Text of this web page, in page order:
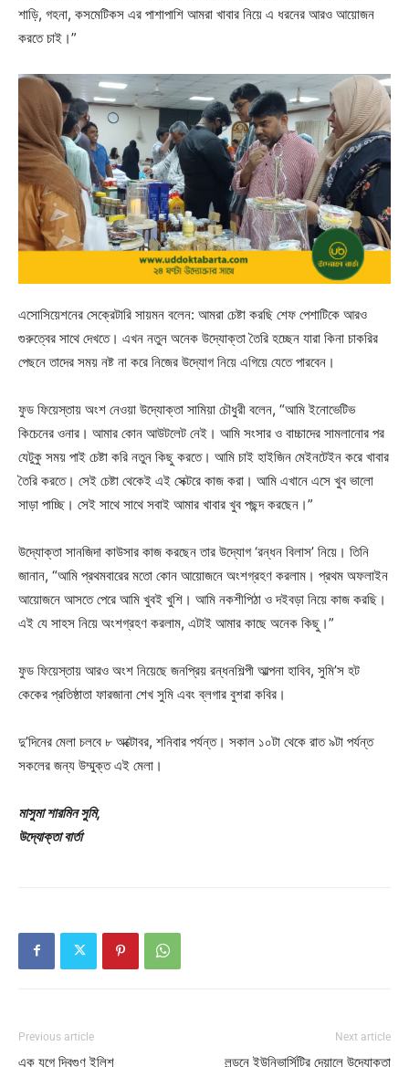
শাড়ি, গহনা, কসমেটিকস এর পাশাপাশি আমরা খাবার নিয়ে এ ধরনের আরও আয়োজন
করতে চাই।”
এসোসিয়েশনের সেক্রেটারি সায়মন বলেন: আমরা চেষ্টা করছি শেফ পেশাটিকে আরও
গুরুত্বের সাথে দেখতে। এখন নতুন অনেক উদ্যোক্তা তৈরি হচ্ছেন যারা কিনা চাকরির
পেছনে তাদের সময় নষ্ট না করে নিজের উদ্যোগ নিয়ে এগিয়ে যেতে পারবেন।
ফুড ফিয়েস্তায় অংশ নেওয়া উদ্যোক্তা সামিয়া চৌধুরী বলেন, “আমি ইনোভেটিভ
কিচেনের ওনার। আমার কোন আউটলেট নেই। আমি সংসার ও বাচ্চাদের সামলানোর পর
যেটুকু সময় পাই চেষ্টা করি নতুন কিছু করতে। আমি চাই হাইজিন মেইনটেইন করে খাবার
তৈরি করতে। সেই চেষ্টা থেকেই এই সেক্টরে কাজ করা। আমি এখানে এসে খুব ভালো
সাড়া পাচ্ছি। সেই সাথে সাথে সবাই আমার খাবার খুব পছন্দ করছেন।”
উদ্যোক্তা সানজিদা কাউসার কাজ করছেন তার উদ্যোগ ‘রন্ধন বিলাস’ নিয়ে। তিনি
জানান, “আমি প্রথমবারের মতো কোন আয়োজনে অংশগ্রহণ করলাম। প্রথম অফলাইন
আয়োজনে আসতে পেরে আমি খুবই খুশি। আমি নকশীপিঠা ও দইবড়া নিয়ে কাজ করছি।
এই যে সাহস নিয়ে অংশগ্রহণ করলাম, এটাই আমার কাছে অনেক কিছু।”
ফুড ফিয়েস্তায় আরও অংশ নিয়েছে জনপ্রিয় রন্ধনশিল্পী আল্পনা হাবিব, সুমি’স হট
কেকের প্রতিষ্ঠাতা ফারজানা শেখ সুমি এবং ব্লগার বুশরা কবির।
দু’দিনের মেলা চলবে ৮ অক্টোবর, শনিবার পর্যন্ত। সকাল ১০টা থেকে রাত ৯টা পর্যন্ত
সকলের জন্য উম্মুক্ত এই মেলা।
মাসুমা শারমিন সুমি,
উদ্যোক্তা বার্তা
Previous article
এক যুগে দ্বিগুণ ইলিশ
Next article
লন্ডনে ইউনিভার্সিটির দেয়ালে উদ‍্যোক্তা